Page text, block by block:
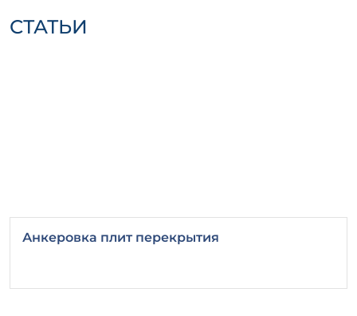
СТАТЬИ
Анкеровка плит перекрытия